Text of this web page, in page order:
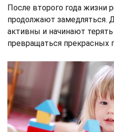
После второго года жизни
продолжают замедляться.
активны и начинают
превращаться прекрасных